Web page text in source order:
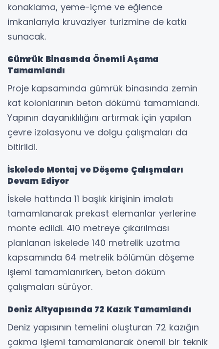
konaklama, yeme-içme ve eğlence
imkanlarıyla kruvaziyer turizmine de katkı
sunacak.
Gümrük Binasında Önemli Aşama
Tamamlandı
Proje kapsamında gümrük binasında zemin
kat kolonlarının beton dökümü tamamlandı.
Yapının dayanıklılığını artırmak için yapılan
çevre izolasyonu ve dolgu çalışmaları da
bitirildi.
İskelede Montaj ve Döşeme Çalışmaları
Devam Ediyor
İskele hattında 11 başlık kirişinin imalatı
tamamlanarak prekast elemanlar yerlerine
monte edildi. 410 metreye çıkarılması
planlanan iskelede 140 metrelik uzatma
kapsamında 64 metrelik bölümün döşeme
işlemi tamamlanırken, beton döküm
çalışmaları sürüyor.
Deniz Altyapısında 72 Kazık Tamamlandı
Deniz yapısının temelini oluşturan 72 kazığın
çakma işlemi tamamlanarak önemli bir teknik